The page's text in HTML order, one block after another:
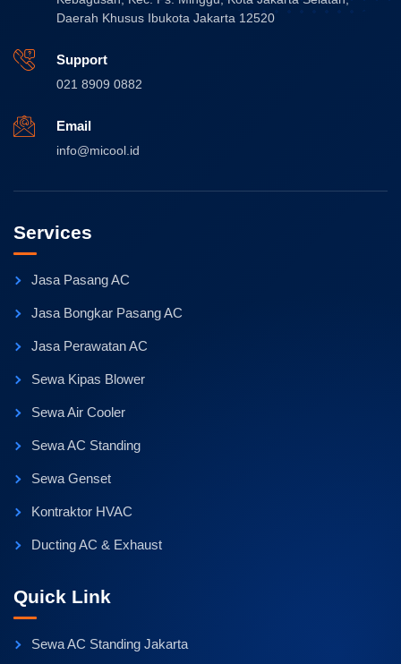
Daerah Khusus Ibukota Jakarta 12520
Support
021 8909 0882
Email
info@micool.id
Services
Jasa Pasang AC
Jasa Bongkar Pasang AC
Jasa Perawatan AC
Sewa Kipas Blower
Sewa Air Cooler
Sewa AC Standing
Sewa Genset
Kontraktor HVAC
Ducting AC & Exhaust
Quick Link
Sewa AC Standing Jakarta